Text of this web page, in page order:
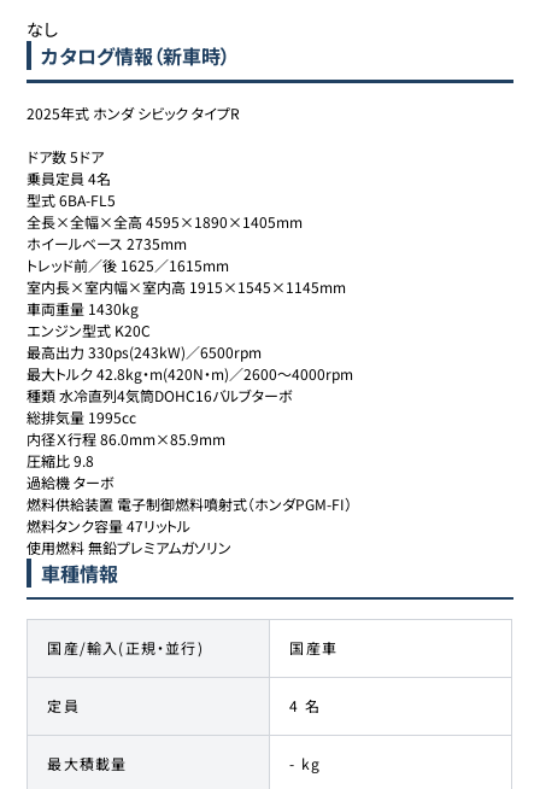
73
ホンダ
シビックタイプR
74
75
ホンダ
シビックタイプR 638.8万円
76
ホンダ
シビックタイプR
77
ホンダ
シビックタイプR 643.5万円
78 シビックタイプR
79
ホンダ
シビックタイプR
80 シビックタイプR 645.4万円
81 シビックタイプR 645.8万円 629.8万円
なし
カタログ情報（新車時）
2025年式 ホンダ シビック タイプR
ドア数 5ドア
乗員定員 4名
型式 6BA-FL5
全長×全幅×全高 4595×1890×1405mm
ホイールベース 2735mm
トレッド前／後 1625／1615mm
室内長×室内幅×室内高 1915×1545×1145mm
車両重量 1430kg
エンジン型式 K20C
最高出力 330ps(243kW)／6500rpm
最大トルク 42.8kg・m(420N・m)／2600～4000rpm
種類 水冷直列4気筒DOHC16バルブターボ
総排気量 1995cc
内径Ｘ行程 86.0mm×85.9mm
圧縮比 9.8
過給機 ターボ
燃料供給装置 電子制御燃料噴射式（ホンダPGM-FI）
燃料タンク容量 47リットル
使用燃料 無鉛プレミアムガソリン
車種情報
国産/輸入(正規・並行) 国産車
定員 4 名
最大積載量 - kg